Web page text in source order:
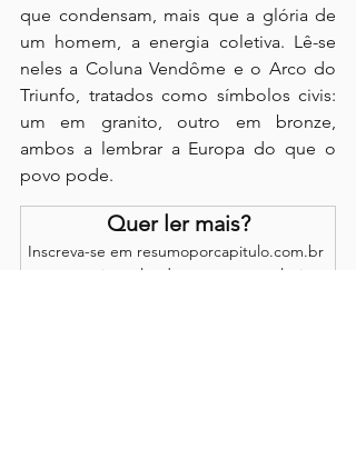
que condensam, mais que a glória de
um homem, a energia coletiva. Lê-se
neles a Coluna Vendôme e o Arco do
Triunfo, tratados como símbolos civis:
um em granito, outro em bronze,
ambos a lembrar a Europa do que o
povo pode.
Quer ler mais?
Inscreva-se em resumoporcapitulo.com.br
para continuar lendo esse post exclusivo.